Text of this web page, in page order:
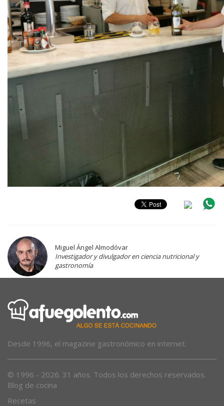
Miguel Ángel Almodóvar
Investigador y divulgador en ciencia nutricional y
gastronomía
Desde 1996, el magazine gastronómico en internet.
© 1996 - 2026. 31 años. Todos los derechos reservados.
Blog de cocina
Recetas